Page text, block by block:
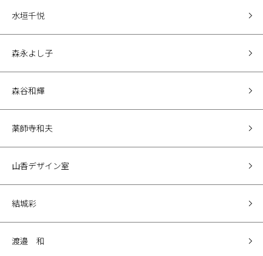
水垣千悦
森永よし子
森谷和輝
薬師寺和夫
山香デザイン室
結城彩
渡邉 和